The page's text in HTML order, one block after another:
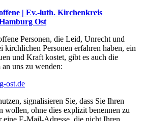
| Ev.-luth. Kirchenkreis
Ost
Personen, die Leid, Unrecht und
kirchlichen Personen erfahren haben, ein
und Kraft kostet, gibt es auch die
uns zu wenden:
ost.de
signalisieren Sie, dass Sie Ihren
wollen, ohne dies explizit benennen zu
eine E-Mail-Adresse, die nicht Ihren